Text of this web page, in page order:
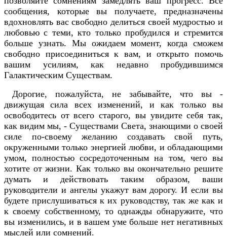
сообщения, которые вы получаете, предназначены
вдохновлять вас свободно делиться своей мудростью и
любовью с теми, кто только пробудился и стремится
больше узнать. Мы ожидаем момент, когда сможем
свободно присоединиться к вам, и открыто помочь
вашим усилиям, как недавно пробудившимся
Галактическим Существам.
Дорогие, пожалуйста, не забывайте, что вы -
движущая сила всех изменений, и как только вы
освободитесь от всего старого, вы увидите себя так,
как видим мы, - Существами Света, знающими о своей
силе по-своему желанию создавать свой путь,
окруженными только энергией любви, и обладающими
умом, полностью сосредоточенным на том, чего вы
хотите от жизни. Как только вы окончательно решите
думать и действовать таким образом, ваши
руководители и ангелы укажут вам дорогу. И если вы
будете прислушиваться к их руководству, так же как и
к своему собственному, то однажды обнаружите, что
вы изменились, и в вашем уме больше нет негативных
мыслей или сомнений.